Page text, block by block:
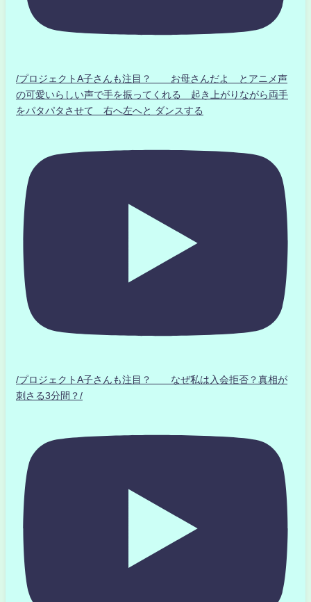
/プロジェクトA子さんも注目？ お母さんだよ とアニメ声
の可愛いらしい声で手を振ってくれる 起き上がりながら両手
をパタパタさせて 右へ左へと ダンスする
/プロジェクトA子さんも注目？ なぜ私は入会拒否？真相が
刺さる3分間？/